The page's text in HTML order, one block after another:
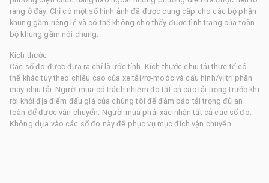
ràng ở đây. Chỉ có một số hình ảnh đã được cung cấp cho các bộ phận
khung gầm riêng lẻ và có thể không cho thấy được tình trạng của toàn
bộ khung gầm nói chung.
Kích thước
Các số đo được đưa ra chỉ là ước tính. Kích thước chịu tải thực tế có
thể khác tùy theo chiều cao của xe tải/rơ-moóc và cấu hình/vị trí phần
máy chịu tải. Người mua có trách nhiệm đo tất cả các tải trọng trước khi
rời khỏi địa điểm đấu giá của chúng tôi để đảm bảo tải trọng đủ an
toàn để được vận chuyển. Người mua phải xác nhận tất cả các số đo.
Không dựa vào các số đo này để phục vụ mục đích vận chuyển.